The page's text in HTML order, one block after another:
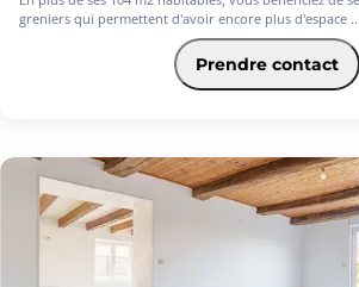
greniers qui permettent d'avoir encore plus d'espace ..
Place à votre imagination pour aménager votre nid à
Les informations sur les risques auxquels ce bien est
sur le site Géorisques : www. georisques.gouv.fr.
Prendre contact